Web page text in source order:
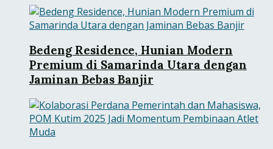
Bedeng Residence, Hunian Modern
Premium di Samarinda Utara dengan
Jaminan Bebas Banjir